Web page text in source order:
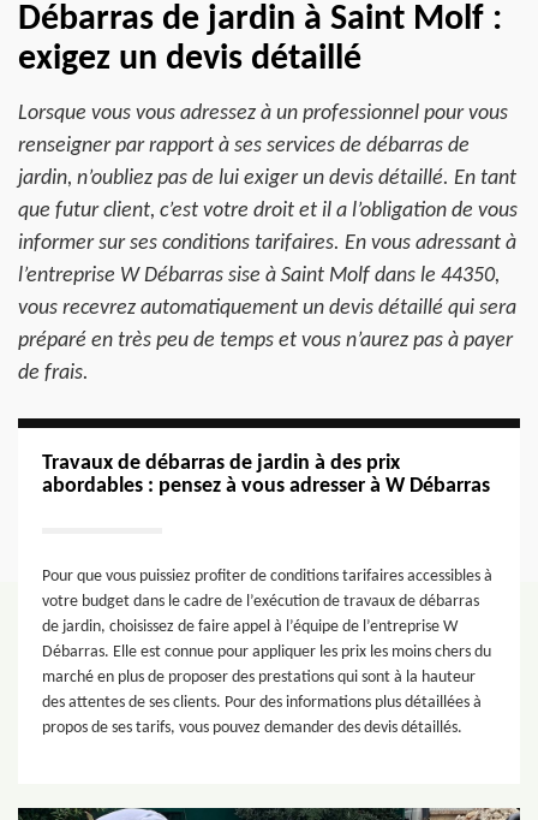
Débarras de jardin à Saint Molf :
exigez un devis détaillé
Lorsque vous vous adressez à un professionnel pour vous
renseigner par rapport à ses services de débarras de
jardin, n’oubliez pas de lui exiger un devis détaillé. En tant
que futur client, c’est votre droit et il a l’obligation de vous
informer sur ses conditions tarifaires. En vous adressant à
l’entreprise W Débarras sise à Saint Molf dans le 44350,
vous recevrez automatiquement un devis détaillé qui sera
préparé en très peu de temps et vous n’aurez pas à payer
de frais.
Travaux de débarras de jardin à des prix
abordables : pensez à vous adresser à W Débarras
Pour que vous puissiez profiter de conditions tarifaires accessibles à
votre budget dans le cadre de l’exécution de travaux de débarras
de jardin, choisissez de faire appel à l’équipe de l’entreprise W
Débarras. Elle est connue pour appliquer les prix les moins chers du
marché en plus de proposer des prestations qui sont à la hauteur
des attentes de ses clients. Pour des informations plus détaillées à
propos de ses tarifs, vous pouvez demander des devis détaillés.